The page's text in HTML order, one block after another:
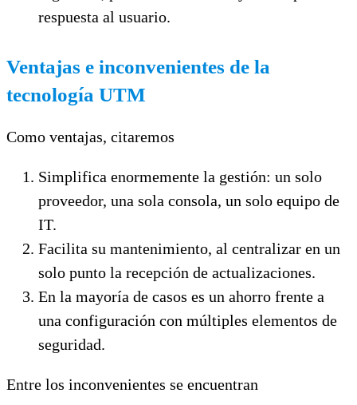
respuesta al usuario.
Ventajas e inconvenientes de la
tecnología UTM
Como ventajas, citaremos
Simplifica enormemente la gestión: un solo
proveedor, una sola consola, un solo equipo de
IT.
Facilita su mantenimiento, al centralizar en un
solo punto la recepción de actualizaciones.
En la mayoría de casos es un ahorro frente a
una configuración con múltiples elementos de
seguridad.
Entre los inconvenientes se encuentran